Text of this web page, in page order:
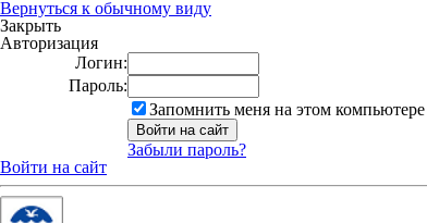
Вернуться к обычному виду
Закрыть
Авторизация
Логин:
Пароль:
Запомнить меня на этом компьютере
Забыли пароль?
Войти на сайт